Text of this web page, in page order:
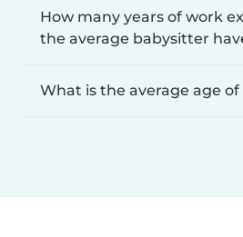
How many years of work
the average babysitter
What is the average age